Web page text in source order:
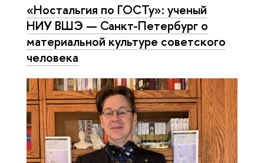
«Ностальгия по ГОСТу»: ученый
НИУ ВШЭ — Санкт-Петербург о
материальной культуре советского
человека